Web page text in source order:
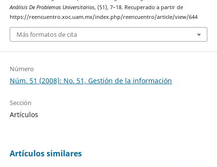
Análisis De Problemas Universitarios, (51), 7–18. Recuperado a partir de
https://reencuentro.xoc.uam.mx/index.php/reencuentro/article/view/644
Más formatos de cita
Número
Núm. 51 (2008): No. 51, Gestión de la información
Sección
Artículos
Artículos similares